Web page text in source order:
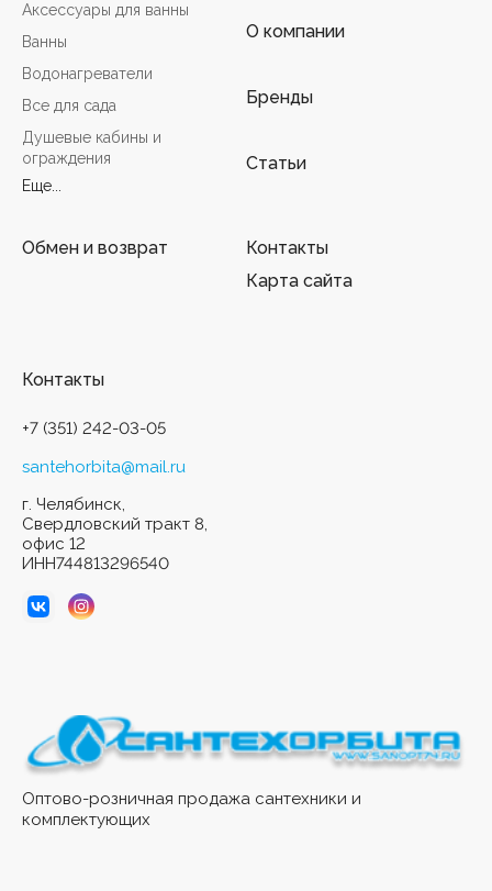
Оптово-розничная продажа сантехники и
комплектующих
Аксессуары для ванны
Ванны
Водонагреватели
Все для сада
Душевые кабины и
ограждения
Еще...
О компании
Бренды
Статьи
Обмен и возврат
Контакты
Карта сайта
Контакты
+7 (351) 242-03-05
santehorbita@mail.ru
г. Челябинск,
Свердловский тракт 8,
офис 12
ИНН744813296540